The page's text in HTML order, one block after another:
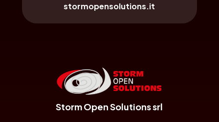
stormopensolutions.it
Storm Open Solutions srl